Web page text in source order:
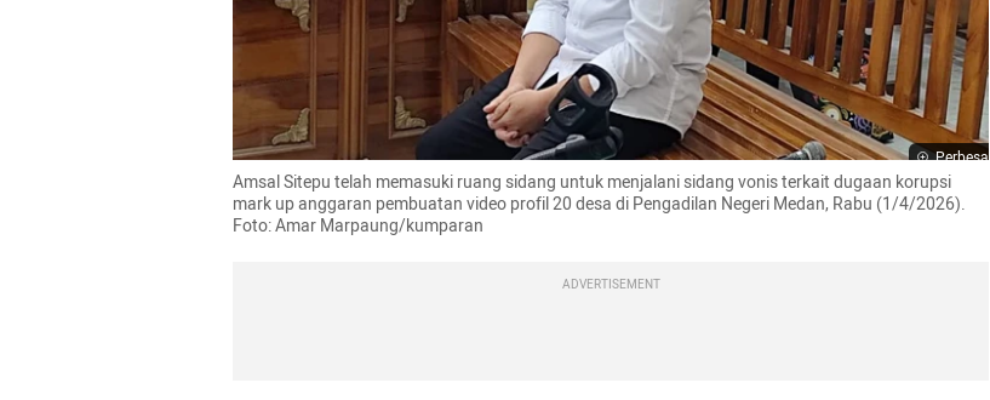
Perbesar
Amsal Sitepu telah memasuki ruang sidang untuk menjalani sidang vonis terkait dugaan korupsi
mark up anggaran pembuatan video profil 20 desa di Pengadilan Negeri Medan, Rabu (1/4/2026).
Foto: Amar Marpaung/kumparan
ADVERTISEMENT